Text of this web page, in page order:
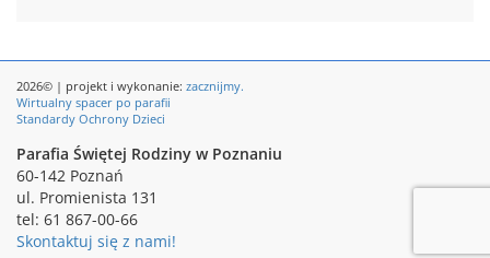
2026© | projekt i wykonanie: zacznijmy.
Wirtualny spacer po parafii
Standardy Ochrony Dzieci
Parafia Świętej Rodziny w Poznaniu
60-142 Poznań
ul. Promienista 131
tel: 61 867-00-66
Skontaktuj się z nami!